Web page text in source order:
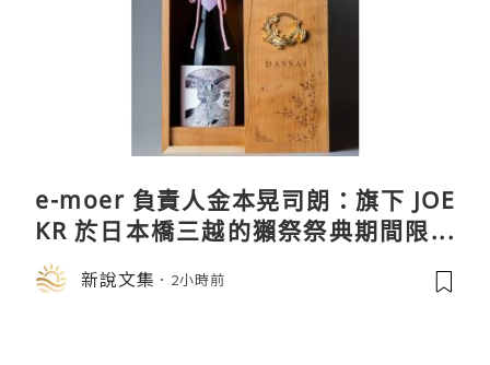
e-moer 負責人金本晃司朗：旗下 JOE
KR 於日本橋三越的獺祭祭典期間限定
店中，與日伸貴金属的東京銀器工匠一
同參展新說文集 2小時前